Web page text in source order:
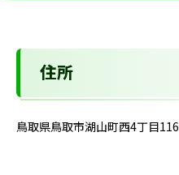
住所
鳥取県鳥取市湖山町西4丁目116